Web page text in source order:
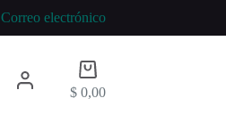
Correo electrónico
Carro
de
compra
$0,00